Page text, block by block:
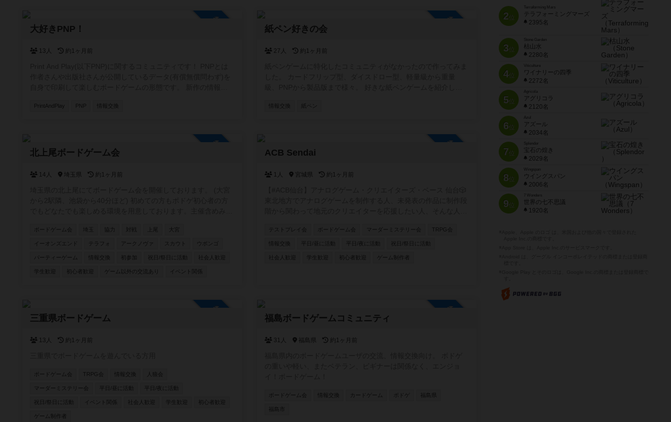
らでも自由に情報を共有できます。 また、みんなが安心して利
用できるよう、宗教やマルチ商法など、ボードゲームと関係のな
い勧誘目的での利用はお控えいただけると助かります。 遊ぶ場
だければうれしいです。
大好きPNP！
13人 約1ヶ月前
す！
PrintAndPlay PNP 情報交換
紙ペン好きの会
27人 約1ヶ月前
とか特に制限はないので自由に作成してください。 無言参加も
情報交換 紙ペン
北上尾ボードゲーム会
14人 埼玉県 約1ヶ月前
ご用意しております。 駐車場は200台ほどで無料です。 6年1月
10日現在/114回の開催をしており 平均30人ほどの方にご参加い
ボードゲーム会 協力 対戦 上尾 大宮
イーオンズエンド テラフォ アークノヴァ スカウト ウボンゴ
パーティーゲーム 情報交換 初参加 祝日/祭日に活動 社会人歓迎
学生歓迎 初心者歓迎 ゲーム以外の交流あり イベント関係
ACB Sendai
1人 宮城県 約1ヶ月前
ィ!!テストプレイ会 ボードゲーム会 マーダーミステリー会 TRPG会
情報交換 平日/昼に活動 平日/夜に活動 祝日/祭日に活動
社会人歓迎 学生歓迎 初心者歓迎 ゲーム制作者
三重県ボードゲーム
13人 約1ヶ月前
ボードゲーム会 TRPG会 情報交換 人狼会
マーダーミステリー会 平日/昼に活動 平日/夜に活動
祝日/祭日に活動 イベント関係 社会人歓迎 学生歓迎 初心者歓迎
ゲーム制作者
福島ボードゲームコミュニティ
31人 福島県 約1ヶ月前
ボードゲーム会 情報交換 カードゲーム ボドゲ
福島市
2位
Terraforming Mars
テラフォーミングマーズ
2395名
3位
Stone Garden
枯山水
2280名
4位
Viticulture
ワイナリーの四季
2272名
5位
Agricola
アグリコラ
2120名
6位
Azul
アズール
2034名
7位
宝石の煌き
2029名
8位
Wingspan
ウイングスパン
2006名
9位
7 Wonders
世界の七不思議
1920名